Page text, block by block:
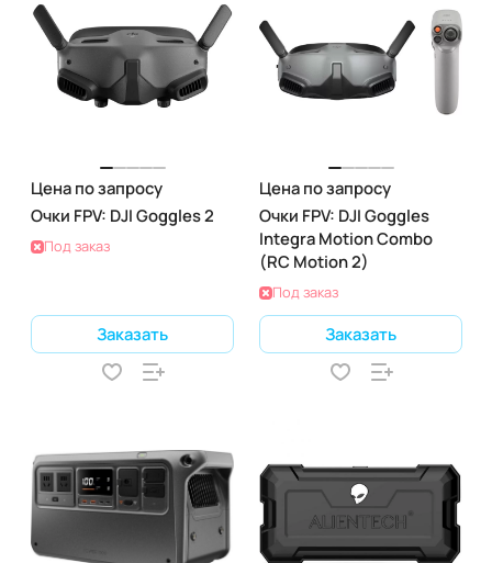
Цена по запросу
Очки FPV: DJI Goggles 2
Под заказ
Заказать
Цена по запросу
Очки FPV: DJI Goggles
Integra Motion Combo
(RC Motion 2)
Под заказ
Заказать